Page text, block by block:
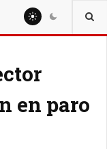
en paro